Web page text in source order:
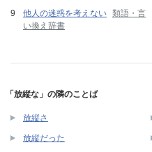
他人の迷惑を考えない 類語・言
い換え辞書
「放縦な」の隣のことば
放縦さ
放縦だった